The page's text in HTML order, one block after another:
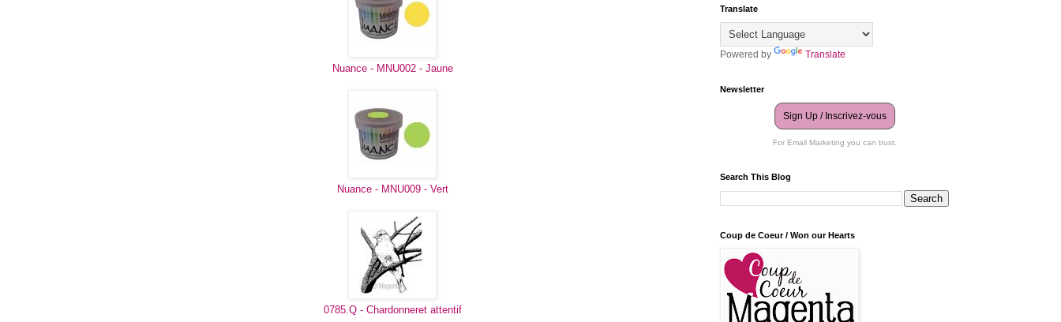
Nuance - MNU002 - Jaune
Nuance - MNU009 - Vert
0785.Q - Chardonneret attentif
Translate
Powered by Translate
Newsletter
Sign Up / Inscrivez-vous
For Email Marketing you can trust.
Search This Blog
Coup de Coeur / Won our Hearts